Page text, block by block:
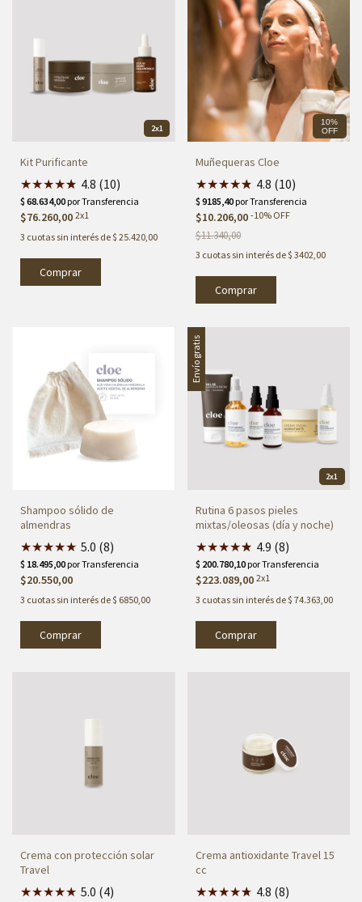
2x1
Kit Purificante
★★★★★
★ 4.8 (10)
$76.260,00 2x1
3 cuotas sin interés de$ 25.420,00
Comprar
10%
OFF
Muñequeras Cloe
★★★★★
★ 4.8 (10)
$10.206,00 -10% OFF
$11.340,00
3 cuotas sin interés de$ 3402,00
Shampoo sólido de
almendras
★★★★★ 5.0 (8)
$20.550,00
3 cuotas sin interés de$ 6850,00
Envío gratis
2x1
Rutina 6 pasos pieles
mixtas/oleosas (día y noche)
★★★★★
★ 4.9 (8)
$223.089,00 2x1
3 cuotas sin interés de$ 74.363,00
Crema con protección solar
Travel
★★★★★ 5.0 (4)
Crema antioxidante Travel 15
cc
★★★★★
★ 4.8 (8)